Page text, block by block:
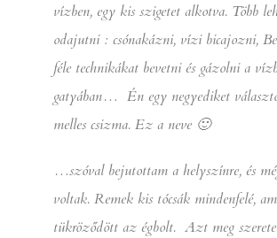
vízben, egy kis szigetet alkotva. Több
odajutni : csónakázni, vízi bicajozni,
féle technikákat bevetni és gázolni a
gatyában… Én egy negyediket
melles csizma. Ez a neve 🙂
…szóval bejutottam a helyszínre, és
voltak. Remek kis tócsák mindenfelé,
tükröződött az égbolt. Azt meg